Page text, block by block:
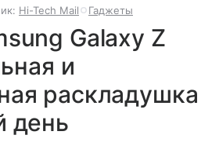
Hi-Tech Mail Гаджеты
Galaxy Z
и
раскладушка
день